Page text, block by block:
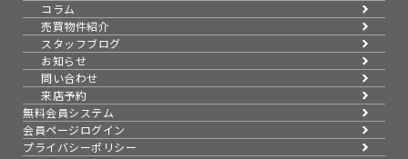
コラム
売買物件紹介
スタッフブログ
お知らせ
問い合わせ
来店予約
無料会員システム
会員ページログイン
プライバシーポリシー